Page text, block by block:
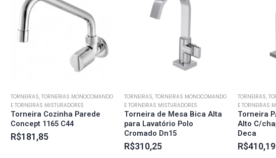
TORNEIRAS, TORNEIRAS MONOCOMANDO
E TORNEIRAS MISTURADORES
Torneira Cozinha Parede
Concept 1165 C44
R$181,85
TORNEIRAS, TORNEIRAS MONOCOMANDO
E TORNEIRAS MISTURADORES
Torneira de Mesa Bica Alta
para Lavatório Polo
Cromado Dn15
R$310,25
TORNEIRAS,
E TORNEIRAS
Torneira
Alto C/
Deca
R$410,19